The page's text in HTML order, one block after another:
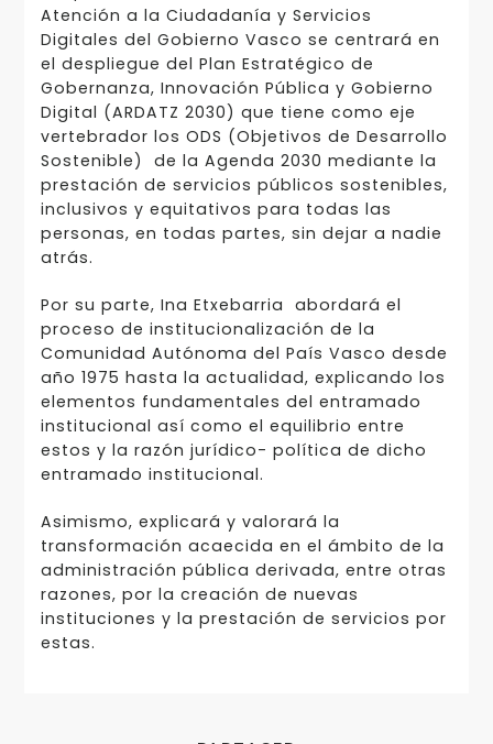
Atención a la Ciudadanía y Servicios
Digitales del Gobierno Vasco se centrará en
el despliegue del Plan Estratégico de
Gobernanza, Innovación Pública y Gobierno
Digital (ARDATZ 2030) que tiene como eje
vertebrador los ODS (Objetivos de Desarrollo
Sostenible) de la Agenda 2030 mediante la
prestación de servicios públicos sostenibles,
inclusivos y equitativos para todas las
personas, en todas partes, sin dejar a nadie
atrás.
Por su parte, Ina Etxebarria abordará el
proceso de institucionalización de la
Comunidad Autónoma del País Vasco desde
año 1975 hasta la actualidad, explicando los
elementos fundamentales del entramado
institucional así como el equilibrio entre
estos y la razón jurídico- política de dicho
entramado institucional.
Asimismo, explicará y valorará la
transformación acaecida en el ámbito de la
administración pública derivada, entre otras
razones, por la creación de nuevas
instituciones y la prestación de servicios por
estas.